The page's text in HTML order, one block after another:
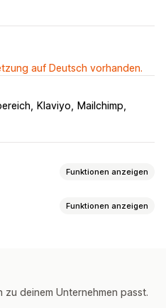
auf Deutsch vorhanden.
Klaviyo
Mailchimp
Funktionen anzeigen
Funktionen anzeigen
Seiten Popups
zu deinem Unternehmen passt.